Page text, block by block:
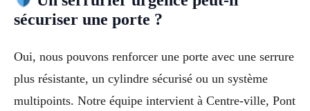
sécuriser une porte ?
Oui, nous pouvons renforcer une porte avec une serrure
plus résistante, un cylindre sécurisé ou un système
multipoints. Notre équipe intervient à Centre-ville, Pont